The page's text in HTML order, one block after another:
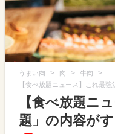
うまい肉 > 肉 > 牛肉 >
【食べ放題ニュース】これ最
【食べ放題ニ
題」の内容が